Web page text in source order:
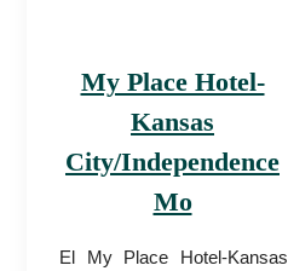
My Place Hotel-
Kansas
City/Independence
Mo
El My Place Hotel-Kansas